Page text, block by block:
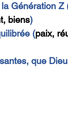
Génération
biens)
(paix,
que